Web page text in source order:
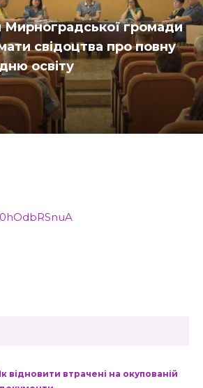
Мирноградської громади
свідоцтва про повну
освіту
відновити втрачені на окупованій